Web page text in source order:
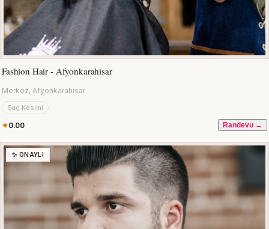
Fashion Hair - Afyonkarahisar
Merkez, Afyonkarahisar
Saç Kesimi
0.00 Randevu →
✨ ONAYLI